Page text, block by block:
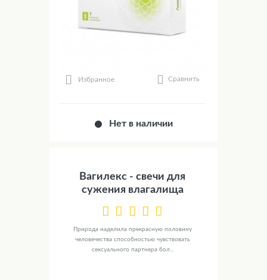
Избранное Сравнить
Нет в наличии
Вагилекс - свечи для
сужения влагалища
Природа наделила прекрасную половину
человечества способностью чувствовать
сексуального партнера бол...